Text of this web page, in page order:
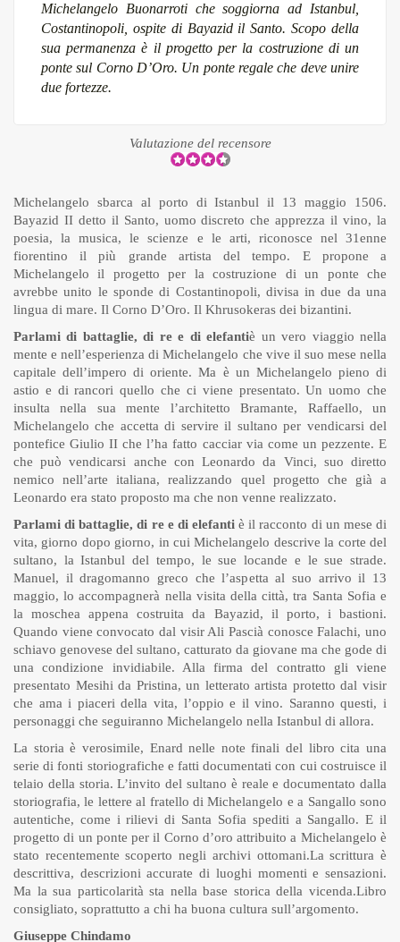
Michelangelo Buonarroti che soggiorna ad Istanbul,
Costantinopoli, ospite di Bayazid il Santo. Scopo della
sua permanenza è il progetto per la costruzione di un
ponte sul Corno D’Oro. Un ponte regale che deve unire
due fortezze.
Valutazione del recensore
Michelangelo sbarca al porto di Istanbul il 13 maggio 1506.
Bayazid II detto il Santo, uomo discreto che apprezza il vino, la
poesia, la musica, le scienze e le arti, riconosce nel 31enne
fiorentino il più grande artista del tempo. E propone a
Michelangelo il progetto per la costruzione di un ponte che
avrebbe unito le sponde di Costantinopoli, divisa in due da una
lingua di mare. Il Corno D’Oro. Il Khrusokeras dei bizantini.
Parlami di battaglie, di re e di elefantiè un vero viaggio nella
mente e nell’esperienza di Michelangelo che vive il suo mese nella
capitale dell’impero di oriente. Ma è un Michelangelo pieno di
astio e di rancori quello che ci viene presentato. Un uomo che
insulta nella sua mente l’architetto Bramante, Raffaello, un
Michelangelo che accetta di servire il sultano per vendicarsi del
pontefice Giulio II che l’ha fatto cacciar via come un pezzente. E
che può vendicarsi anche con Leonardo da Vinci, suo diretto
nemico nell’arte italiana, realizzando quel progetto che già a
Leonardo era stato proposto ma che non venne realizzato.
Parlami di battaglie, di re e di elefanti è il racconto di un mese di
vita, giorno dopo giorno, in cui Michelangelo descrive la corte del
sultano, la Istanbul del tempo, le sue locande e le sue strade.
Manuel, il dragomanno greco che l’aspetta al suo arrivo il 13
maggio, lo accompagnerà nella visita della città, tra Santa Sofia e
la moschea appena costruita da Bayazid, il porto, i bastioni.
Quando viene convocato dal visir Ali Pascià conosce Falachi, uno
schiavo genovese del sultano, catturato da giovane ma che gode di
una condizione invidiabile. Alla firma del contratto gli viene
presentato Mesihi da Pristina, un letterato artista protetto dal visir
che ama i piaceri della vita, l’oppio e il vino. Saranno questi, i
personaggi che seguiranno Michelangelo nella Istanbul di allora.
La storia è verosimile, Enard nelle note finali del libro cita una
serie di fonti storiografiche e fatti documentati con cui costruisce il
telaio della storia. L’invito del sultano è reale e documentato dalla
storiografia, le lettere al fratello di Michelangelo e a Sangallo sono
autentiche, come i rilievi di Santa Sofia spediti a Sangallo. E il
progetto di un ponte per il Corno d’oro attribuito a Michelangelo è
stato recentemente scoperto negli archivi ottomani.La scrittura è
descrittiva, descrizioni accurate di luoghi momenti e sensazioni.
Ma la sua particolarità sta nella base storica della vicenda.Libro
consigliato, soprattutto a chi ha buona cultura sull’argomento.
Giuseppe Chindamo